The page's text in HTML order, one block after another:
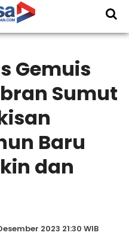
Gemuis
Sumut
Baru
dan
2023 21:30 WIB